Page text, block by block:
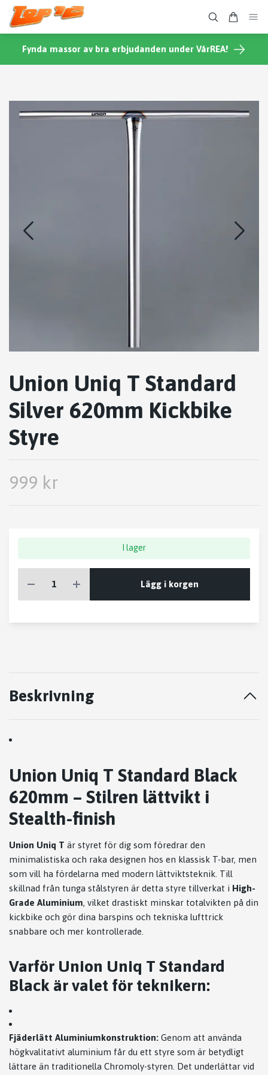
Fynda massor av bra erbjudanden under VårREA!
Union Uniq T Standard
Silver 620mm Kickbike
Styre
999 kr
I lager
Lägg i korgen
Beskrivning
Union Uniq T Standard Black
620mm – Stilren lättvikt i
Stealth-finish
Union Uniq T är styret för dig som föredrar den
minimalistiska och raka designen hos en klassisk T-bar, men
som vill ha fördelarna med modern lättviktsteknik. Till
skillnad från tunga stålstyren är detta styre tillverkat i High-
Grade Aluminium, vilket drastiskt minskar totalvikten på din
kickbike och gör dina barspins och tekniska lufttrick
snabbare och mer kontrollerade.
Varför Union Uniq T Standard
Black är valet för teknikern:
Fjäderlätt Aluminiumkonstruktion: Genom att använda
högkvalitativt aluminium får du ett styre som är betydligt
lättare än traditionella Chromoly-styren. Det underlättar vid